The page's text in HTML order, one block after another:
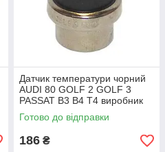
Датчик температури чорний
AUDI 80 GOLF 2 GOLF 3
PASSAT B3 B4 T4 виробник
TOPRAN Німеччина
Готово до відправки
186 ₴